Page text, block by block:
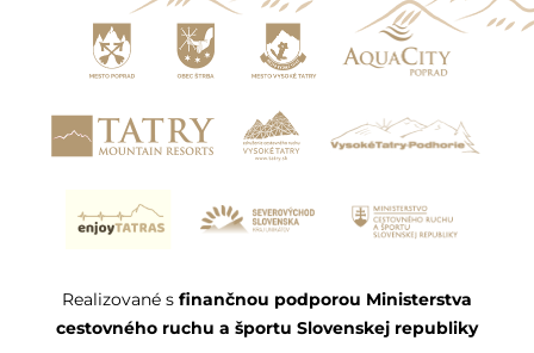
Realizované s finančnou podporou Ministerstva
cestovného ruchu a športu Slovenskej republiky